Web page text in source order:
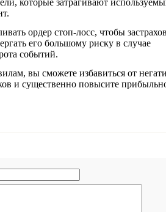
ордер стоп-лосс, чтобы
его большому риску в случае
событий.
вы сможете избавиться от
и существенно повысите